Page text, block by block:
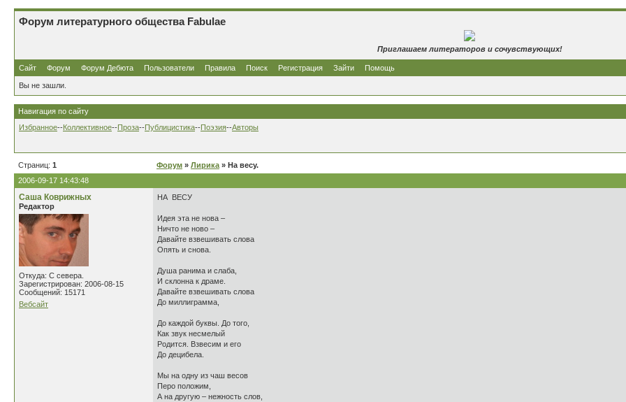
Форум литературного общества Fabulae
Приглашаем литераторов и сочувствующих!
Сайт Форум Форум Дебюта Пользователи Правила Поиск Регистрация Зайти Помощь
Вы не зашли.
Навигация по сайту
Избранное--Коллективное--Проза--Публицистика--Поэзия--Авторы
Страниц: 1 Форум » Лирика » На весу.
2006-09-17 14:43:48
Саша Коврижных
Редактор
Откуда: С севера.
Зарегистрирован: 2006-08-15
Сообщений: 15171
Вебсайт
НА ВЕСУ
Идея эта не нова –
Ничто не ново –
Давайте взвешивать слова
Опять и снова.
Душа ранима и слаба,
И склонна к драме.
Давайте взвешивать слова
До миллиграмма,
До каждой буквы. До того,
Как звук несмелый
Родится. Взвесим и его
До децибела.
Мы на одну из чаш весов
Перо положим,
А на другую – нежность слов,